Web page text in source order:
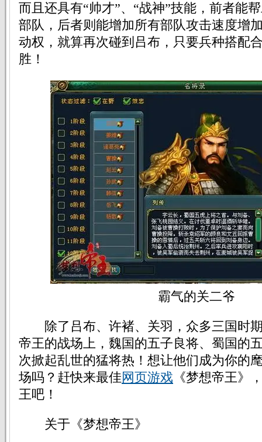
而且还具有“帅才”、“战神”技能，前者能
部队，后者则能增加所有部队攻击速度增
动权，就算再次碰到吕布，只要兵种搭配
胜！
霸气的关二爷
除了吕布、许褚、关羽，众多三国时
帝王的战场上，魏国的五子良将、蜀国的
次掀起乱世的猛将热！想让他们成为你的
场吗？赶快来最佳网页游戏 《梦想帝王》
王吧！
关于《梦想帝王》